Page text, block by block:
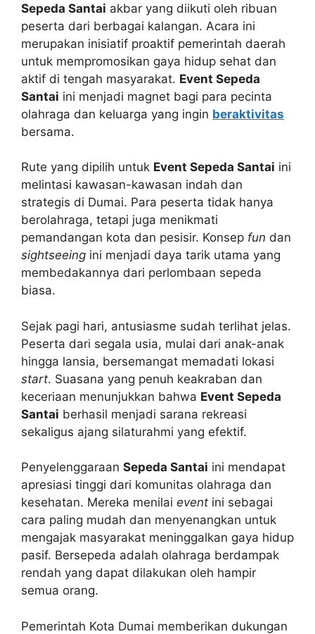
Sepeda Santai akbar yang diikuti oleh ribuan
peserta dari berbagai kalangan. Acara ini
merupakan inisiatif proaktif pemerintah daerah
untuk mempromosikan gaya hidup sehat dan
aktif di tengah masyarakat. Event Sepeda
Santai ini menjadi magnet bagi para pecinta
olahraga dan keluarga yang ingin beraktivitas
bersama.
Rute yang dipilih untuk Event Sepeda Santai ini
melintasi kawasan-kawasan indah dan
strategis di Dumai. Para peserta tidak hanya
berolahraga, tetapi juga menikmati
pemandangan kota dan pesisir. Konsep fun dan
sightseeing ini menjadi daya tarik utama yang
membedakannya dari perlombaan sepeda
biasa.
Sejak pagi hari, antusiasme sudah terlihat jelas.
Peserta dari segala usia, mulai dari anak-anak
hingga lansia, bersemangat memadati lokasi
start. Suasana yang penuh keakraban dan
keceriaan menunjukkan bahwa Event Sepeda
Santai berhasil menjadi sarana rekreasi
sekaligus ajang silaturahmi yang efektif.
Penyelenggaraan Sepeda Santai ini mendapat
apresiasi tinggi dari komunitas olahraga dan
kesehatan. Mereka menilai event ini sebagai
cara paling mudah dan menyenangkan untuk
mengajak masyarakat meninggalkan gaya hidup
pasif. Bersepeda adalah olahraga berdampak
rendah yang dapat dilakukan oleh hampir
semua orang.
Pemerintah Kota Dumai memberikan dukungan